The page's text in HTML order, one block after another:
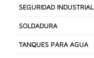
SEGURIDAD INDUSTRIAL
SOLDADURA
TANQUES PARA AGUA